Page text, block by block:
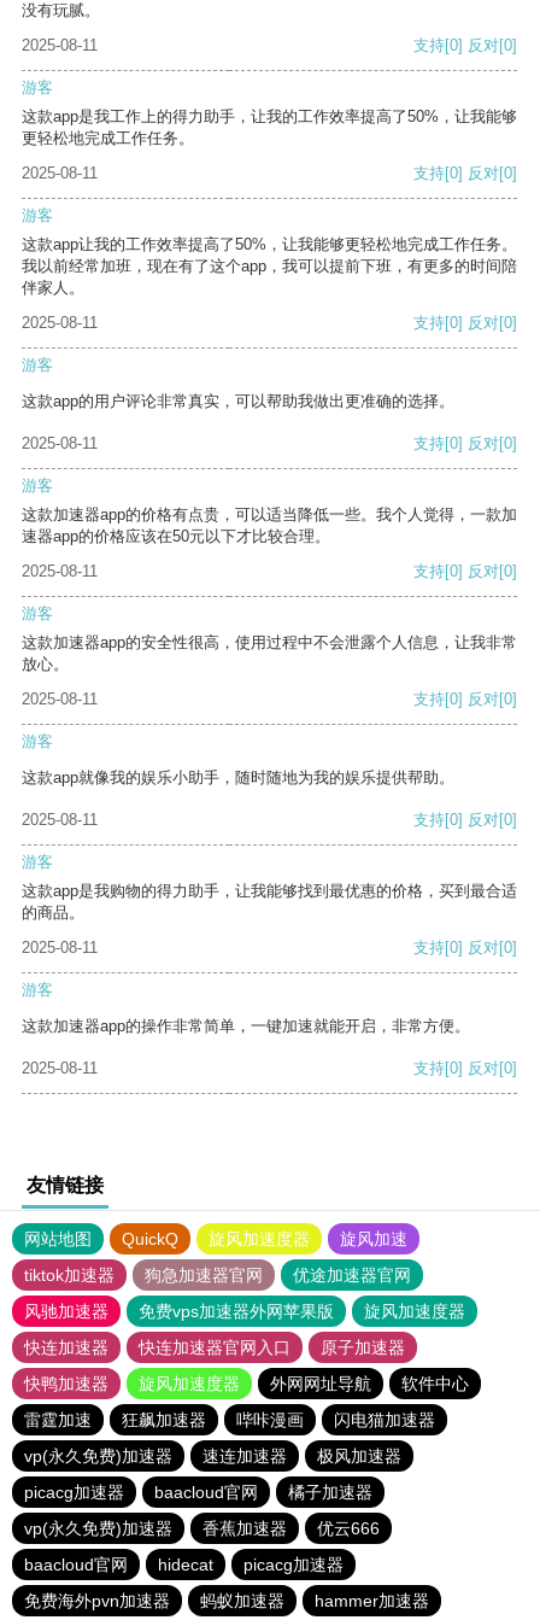
没有玩腻。
2025-08-11
支持[0] 反对[0]
游客
这款app是我工作上的得力助手，让我的工作效率提高了50%，让我能够
更轻松地完成工作任务。
2025-08-11
支持[0] 反对[0]
游客
这款app让我的工作效率提高了50%，让我能够更轻松地完成工作任务。
我以前经常加班，现在有了这个app，我可以提前下班，有更多的时间陪
伴家人。
2025-08-11
支持[0] 反对[0]
游客
这款app的用户评论非常真实，可以帮助我做出更准确的选择。
2025-08-11 支持[0] 反对[0]
游客
这款加速器app的价格有点贵，可以适当降低一些。我个人觉得，一款加
速器app的价格应该在50元以下才比较合理。
2025-08-11
支持[0] 反对[0]
游客
这款加速器app的安全性很高，使用过程中不会泄露个人信息，让我非常
放心。
2025-08-11
支持[0] 反对[0]
游客
这款app就像我的娱乐小助手，随时随地为我的娱乐提供帮助。
2025-08-11 支持[0] 反对[0]
游客
这款app是我购物的得力助手，让我能够找到最优惠的价格，买到最合适
的商品。
2025-08-11
支持[0] 反对[0]
游客
这款加速器app的操作非常简单，一键加速就能开启，非常方便。
2025-08-11 支持[0] 反对[0]
友情链接
网站地图 QuickQ 旋风加速度器
旋风加速
tiktok加速器
狗急加速器官网
优途加速器官网
风驰加速器
免费vps加速器外网苹果版
旋风加速度器
快连加速器
快连加速器官网入口
原子加速器
快鸭加速器
旋风加速度器 外网网址导航
软件中心
雷霆加速
狂飙加速器 哔咔漫画
闪电猫加速器
vp(永久免费)加速器
速连加速器
极风加速器
picacg加速器
baacloud官网
橘子加速器
vp(永久免费)加速器
香蕉加速器
优云666
baacloud官网
hidecat
picacg加速器
免费海外pvn加速器
蚂蚁加速器 hammer加速器